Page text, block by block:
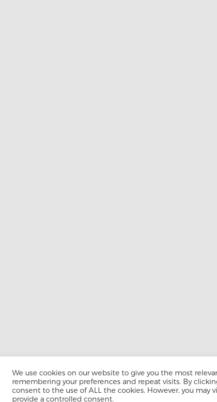
We use cookies on our website to give you the most
remembering your preferences and repeat visits. By
consent to the use of ALL the cookies. However, you may
provide a controlled consent.